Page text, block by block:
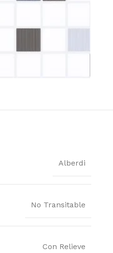
Alberdi
No Transitable
Con Relieve